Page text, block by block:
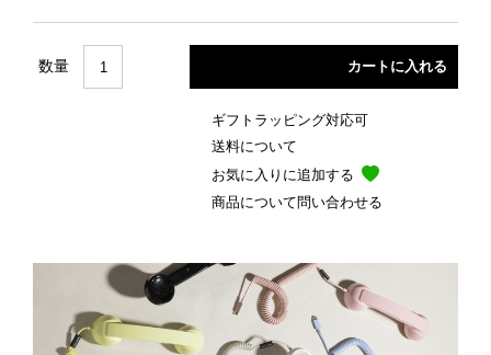
数量
ギフトラッピング対応可
送料について
お気に入りに追加する
商品について問い合わせる